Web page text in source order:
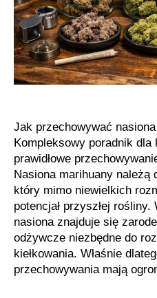
Jak przechowywać
Kompleksowy poradnik
prawidłowe
Nasiona marihuany należą
który mimo niewielkich
potencjał przyszłej
nasiona znajduje się
odżywcze niezbędne do
kiełkowania. Właśnie
przechowywania mają